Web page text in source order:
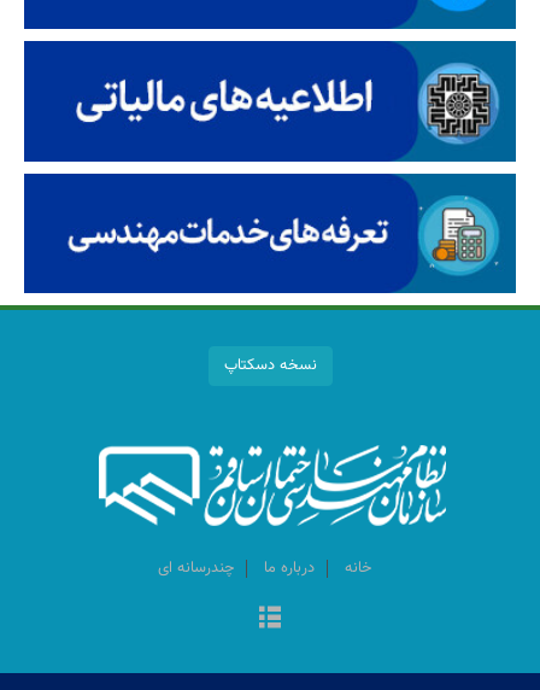
نسخه دسکتاپ
خانه درباره ما چندرسانه ای